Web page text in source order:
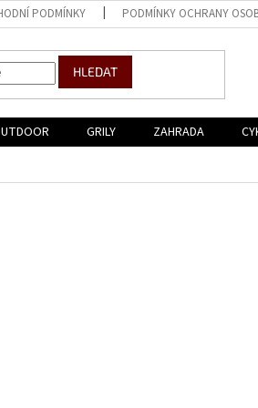
PODMÍNKY PODMÍNKY OCHRANY
HLEDAT
GRILY ZAHRADA